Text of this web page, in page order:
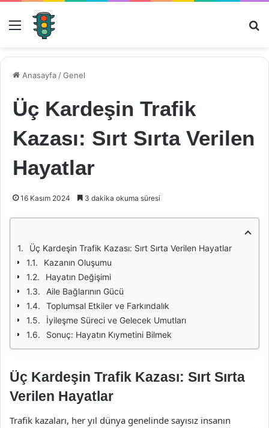
Menü
Anasayfa /Genel
Üç Kardeşin Trafik
Kazası: Sırt Sırta Verilen
Hayatlar
16 Kasım 2024 3 dakika okuma süresi
Üç Kardeşin Trafik Kazası: Sırt Sırta Verilen Hayatlar
Kazanın Oluşumu
Hayatın Değişimi
Aile Bağlarının Gücü
Toplumsal Etkiler ve Farkındalık
İyileşme Süreci ve Gelecek Umutları
Sonuç: Hayatın Kıymetini Bilmek
Üç Kardeşin Trafik Kazası: Sırt Sırta
Verilen Hayatlar
Trafik kazaları, her yıl dünya genelinde sayısız insanın